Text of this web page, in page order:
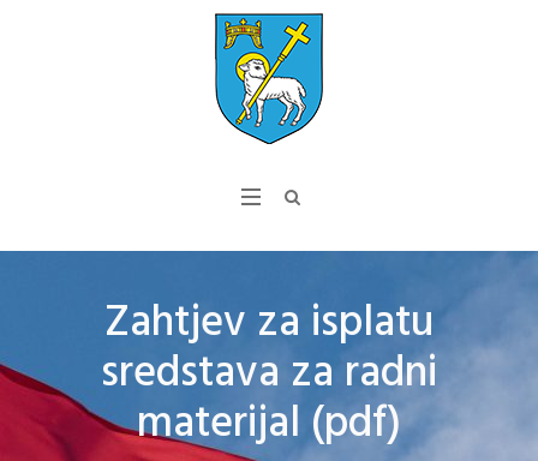
Zahtjev za isplatu
sredstava za radni
materijal (pdf)